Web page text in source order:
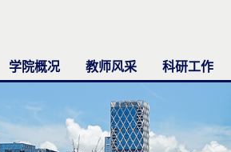
学院概况 教师风采
英语系
日语系
大学英语部
法语专业
西班牙语专业
德语专业
行政办公室
实验中心
博士后和专职研究员
科研工作
研究机构
杰出教研